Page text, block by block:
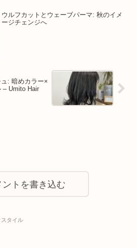
ウルフカットとウェーブパーマ: 秋のイメ
ージチェンジへ
: 暗めカラー×
– Umito Hair
ントを書き込む
タイル